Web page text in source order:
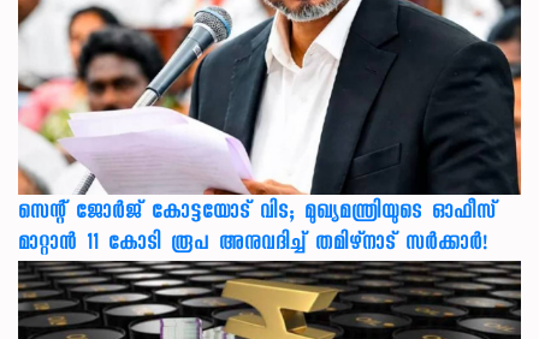
സെന്റ് ജോർജ് കോട്ടയോട് വിട; മുഖ്യമന്ത്രിയുടെ ഓഫീസ്
മാറ്റാൻ 11 കോടി രൂപ അനുവദിച്ച് തമിഴ്നാട് സർക്കാർ!